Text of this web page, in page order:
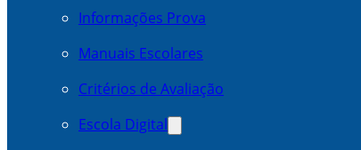
Informações Prova
Manuais Escolares
Critérios de Avaliação
Escola Digital